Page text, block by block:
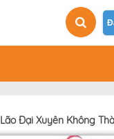
Lão Đại Xuyên Không